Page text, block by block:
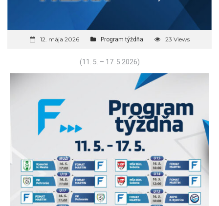
12. mája 2026 Program týždňa 23 Views
(11. 5. – 17. 5.2026)